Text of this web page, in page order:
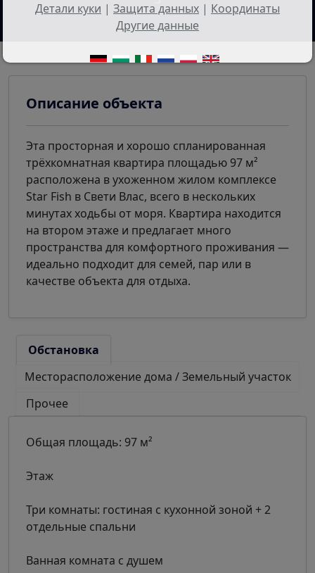
Описание объекта
Эта просторная и хорошо спланированная
трёхкомнатная квартира площадью 97 м²
расположена в ухоженном жилом комплексе
Star Fish в Свети Влас, всего в нескольких
минутах ходьбы от моря. Квартира находится
на втором этаже и предлагает много
пространства для комфортного проживания —
идеально подходит для семей, пар или в
качестве объекта для отдыха.
Обстановка
Месторасположение дома / Земельный участок
Прочее
Общая площадь: 97 м²
Этаж
Три комнаты: гостиная с кухонной зоной + 2
отдельные спальни
Ванная комната с душем
Детали куки | Защита данных | Координаты
Другие данные